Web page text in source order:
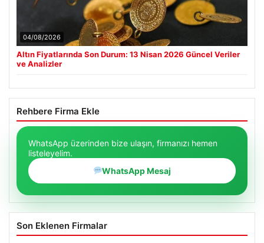
04/08/2026
Altın Fiyatlarında Son Durum: 13 Nisan 2026 Güncel Veriler
ve Analizler
Rehbere Firma Ekle
WhatsApp üzerinden bize ulaşın, firmanızı hemen
listeleyelim.
WhatsApp Mesaj
Son Eklenen Firmalar